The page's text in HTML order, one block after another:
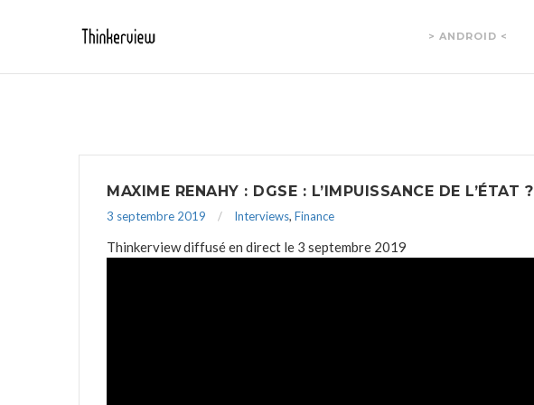
> ANDROID <
MAXIME RENAHY : DGSE : L’IMPUISSANCE DE L’ÉTAT ?
3 septembre 2019 Interviews, Finance
Thinkerview diffusé en direct le 3 septembre 2019